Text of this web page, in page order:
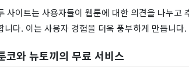
사이트는 사용자들이 웹툰에 대한 의견을 나누고
니다. 이는 사용자 경험을 더욱 풍부하게 만듭니다.
코와 뉴토끼의 무료 서비스